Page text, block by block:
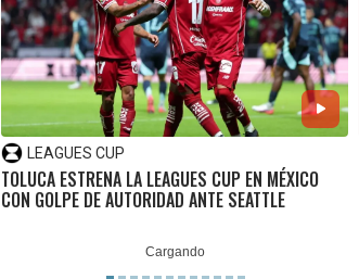
LEAGUES CUP
TOLUCA ESTRENA LA LEAGUES CUP EN MÉXICO
CON GOLPE DE AUTORIDAD ANTE SEATTLE